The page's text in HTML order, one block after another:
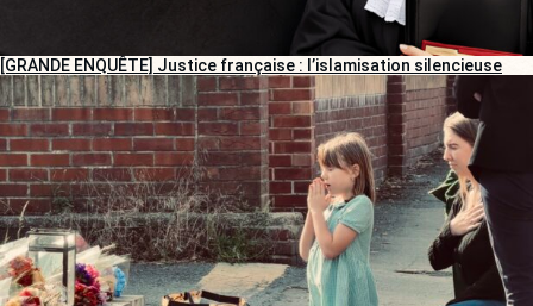
[GRANDE ENQUÊTE] Justice française : l’islamisation silencieuse